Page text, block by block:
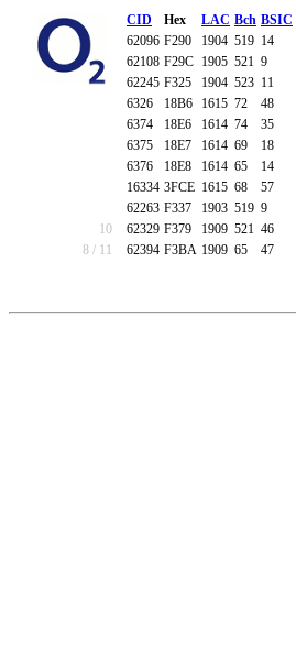
CID Hex LAC Bch BSIC
62096 F290 1904 519 14
62108 F29C 1905 521 9
62245 F325 1904 523 11
6326
18B6 1615 72 48
6374
18E6 1614 74 35
6375
18E7 1614 69 18
6376
18E8 1614 65 14
16334 3FCE 1615 68 57
62263 F337 1903 519 9
10
62329 F379 1909 521 46
8 / 11
62394 F3BA 1909 65 47